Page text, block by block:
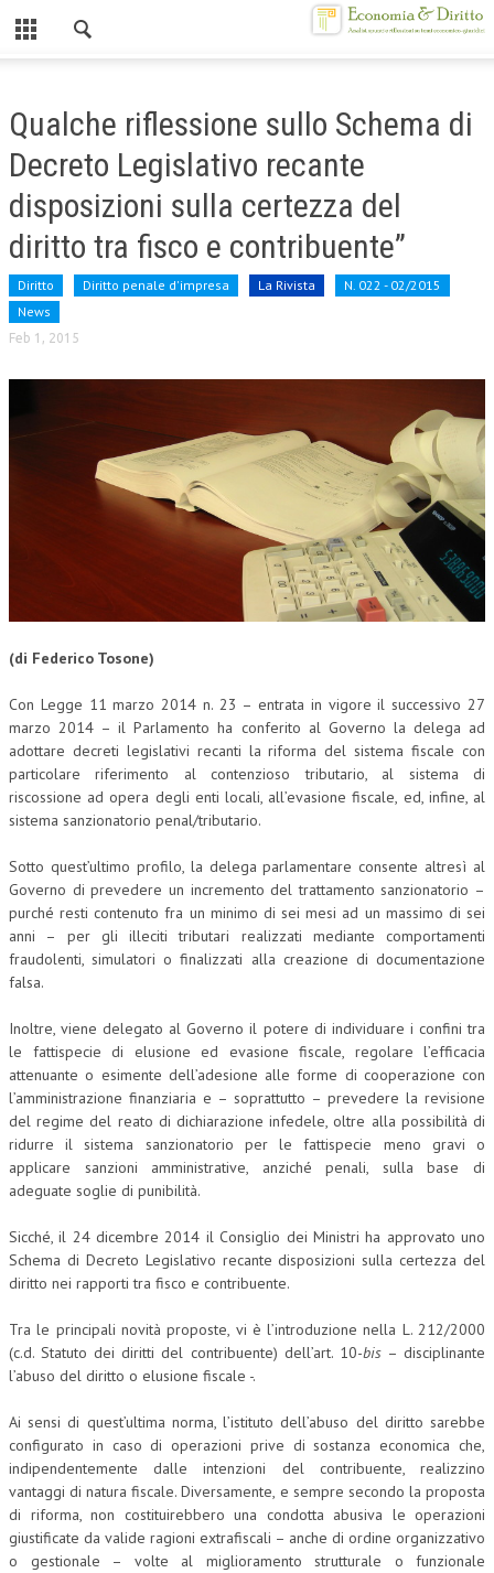
CHI SIAMO
CONTATTI
CENTRO STUDI
ATTO COSTITUTIVO E STATUTO
DIREZIONE SCIENTIFICA
ALTA FORMAZIONE
DIVENTA SOCIO
LA RIVISTA
LA RIVISTA
COMITATO SCIENTIFICO
COMITATO EDITORIALE
REDAZIONE
PEER REVIEW
CODICE ETICO
AUTORI
COLLABORA CON NOI
ECONOMIA
CORPORATE SOCIAL RESPONSIBILITY
ECONOMIA DELL’ARTE
INTERNAZIONALIZZAZIONE
HUMAN RESOURCES
RISORSE UMANE
TREASURY IN FINANCIAL SERVICES
SVILUPPO SOSTENIBILE
PERSONA E CITTÀ
L’UMANISTA
DIRITTO
Qualche riflessione sullo Schema di
Decreto Legislativo recante
disposizioni sulla certezza del
diritto tra fisco e contribuente”
Diritto Diritto penale d'impresa La Rivista
N. 022 - 02/2015
News
Feb 1, 2015
(di Federico Tosone)
Con Legge 11 marzo 2014 n. 23 – entrata in vigore il successivo 27
marzo 2014 – il Parlamento ha conferito al Governo la delega ad
adottare decreti legislativi recanti la riforma del sistema fiscale con
particolare riferimento al contenzioso tributario, al sistema di
riscossione ad opera degli enti locali, all’evasione fiscale, ed, infine, al
sistema sanzionatorio penal/tributario.
Sotto quest’ultimo profilo, la delega parlamentare consente altresì al
Governo di prevedere un incremento del trattamento sanzionatorio –
purché resti contenuto fra un minimo di sei mesi ad un massimo di sei
anni – per gli illeciti tributari realizzati mediante comportamenti
fraudolenti, simulatori o finalizzati alla creazione di documentazione
falsa.
Inoltre, viene delegato al Governo il potere di individuare i confini tra
le fattispecie di elusione ed evasione fiscale, regolare l’efficacia
attenuante o esimente dell’adesione alle forme di cooperazione con
l’amministrazione finanziaria e – soprattutto – prevedere la revisione
del regime del reato di dichiarazione infedele, oltre alla possibilità di
ridurre il sistema sanzionatorio per le fattispecie meno gravi o
applicare sanzioni amministrative, anziché penali, sulla base di
adeguate soglie di punibilità.
Sicché, il 24 dicembre 2014 il Consiglio dei Ministri ha approvato uno
Schema di Decreto Legislativo recante disposizioni sulla certezza del
diritto nei rapporti tra fisco e contribuente.
Tra le principali novità proposte, vi è l’introduzione nella L. 212/2000
(c.d. Statuto dei diritti del contribuente) dell’art. 10-bis– disciplinante
l’abuso del diritto o elusione fiscale -.
Ai sensi di quest’ultima norma, l’istituto dell’abuso del diritto sarebbe
configurato in caso di operazioni prive di sostanza economica che,
indipendentemente dalle intenzioni del contribuente, realizzino
vantaggi di natura fiscale. Diversamente, e sempre secondo la proposta
di riforma, non costituirebbero una condotta abusiva le operazioni
giustificate da valide ragioni extrafiscali – anche di ordine organizzativo
o gestionale – volte al miglioramento strutturale o funzionale